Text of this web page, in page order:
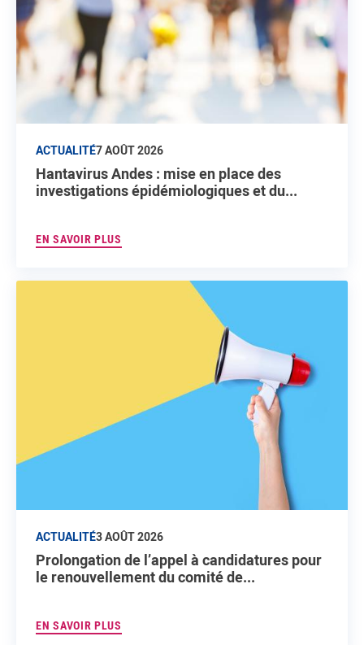
ACTUALITÉ7 AOÛT 2026
Hantavirus Andes : mise en place des
investigations épidémiologiques et du...
EN SAVOIR PLUS
ACTUALITÉ3 AOÛT 2026
Prolongation de l’appel à candidatures pour
le renouvellement du comité de...
EN SAVOIR PLUS